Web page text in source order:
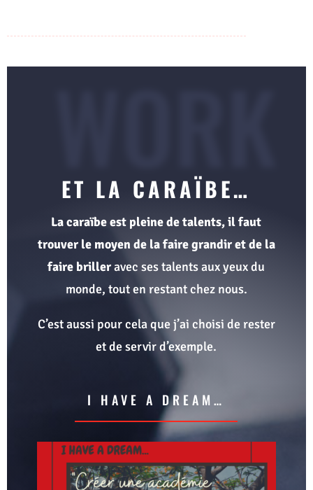
ET LA CARAÏBE…
La caraïbe est pleine de talents, il faut
trouver le moyen de la faire grandir et de la
faire brilleravec ses talents aux yeux du
monde, tout en restant chez nous.
C’est aussi pour cela que j’ai choisi de rester
et de servir d’exemple.
I HAVE A DREAM…